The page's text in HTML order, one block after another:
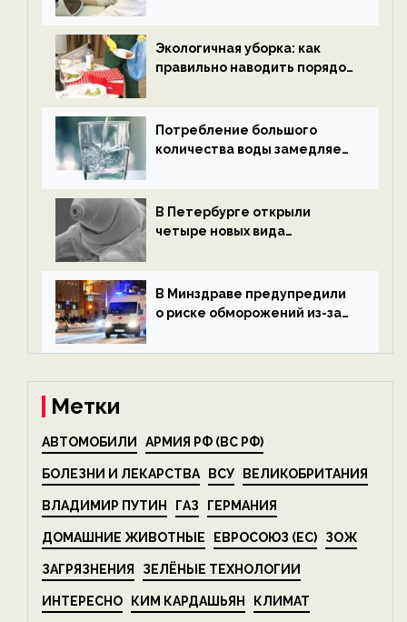
ECOportal
Экологичная уборка: как
правильно наводить порядок
Потребление большого
количества воды замедляет
В Петербурге открыли
четыре новых вида
экологии на ECOportal
В Минздраве предупредили
о риске обморожений из-за
на ECOportal
Метки
АВТОМОБИЛИ АРМИЯ РФ (ВС РФ)
БОЛЕЗНИ И ЛЕКАРСТВА ВСУ ВЕЛИКОБРИТАНИЯ
ВЛАДИМИР ПУТИН ГАЗ ГЕРМАНИЯ
ДОМАШНИЕ ЖИВОТНЫЕ ЕВРОСОЮЗ (ЕС) ЗОЖ
ЗАГРЯЗНЕНИЯ ЗЕЛЁНЫЕ ТЕХНОЛОГИИ
ИНТЕРЕСНО КИМ КАРДАШЬЯН КЛИМАТ